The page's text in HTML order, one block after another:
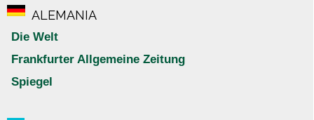
ALEMANIA
Die Welt
Frankfurter Allgemeine Zeitung
Spiegel